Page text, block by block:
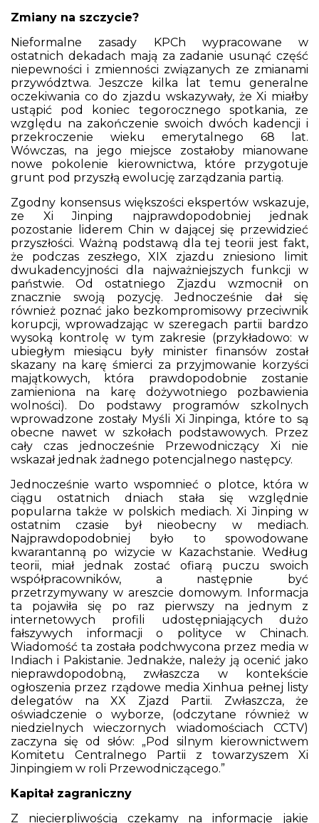
Zmiany na szczycie?
Nieformalne zasady KPCh wypracowane w
ostatnich dekadach mają za zadanie usunąć część
niepewności i zmienności związanych ze zmianami
przywództwa. Jeszcze kilka lat temu generalne
oczekiwania co do zjazdu wskazywały, że Xi miałby
ustąpić pod koniec tegorocznego spotkania, ze
względu na zakończenie swoich dwóch kadencji i
przekroczenie wieku emerytalnego 68 lat.
Wówczas, na jego miejsce zostałoby mianowane
nowe pokolenie kierownictwa, które przygotuje
grunt pod przyszłą ewolucję zarządzania partią.
Zgodny konsensus większości ekspertów wskazuje,
ze Xi Jinping najprawdopodobniej jednak
pozostanie liderem Chin w dającej się przewidzieć
przyszłości. Ważną podstawą dla tej teorii jest fakt,
że podczas zeszłego, XIX zjazdu zniesiono limit
dwukadencyjności dla najważniejszych funkcji w
państwie. Od ostatniego Zjazdu wzmocnił on
znacznie swoją pozycję. Jednocześnie dał się
również poznać jako bezkompromisowy przeciwnik
korupcji, wprowadzając w szeregach partii bardzo
wysoką kontrolę w tym zakresie (przykładowo: w
ubiegłym miesiącu były minister finansów został
skazany na karę śmierci za przyjmowanie korzyści
majątkowych, która prawdopodobnie zostanie
zamieniona na karę dożywotniego pozbawienia
wolności). Do podstawy programów szkolnych
wprowadzone zostały Myśli Xi Jinpinga, które to są
obecne nawet w szkołach podstawowych. Przez
cały czas jednocześnie Przewodniczący Xi nie
wskazał jednak żadnego potencjalnego następcy.
Jednocześnie warto wspomnieć o plotce, która w
ciągu ostatnich dniach stała się względnie
popularna także w polskich mediach. Xi Jinping w
ostatnim czasie był nieobecny w mediach.
Najprawdopodobniej było to spowodowane
kwarantanną po wizycie w Kazachstanie. Według
teorii, miał jednak zostać ofiarą puczu swoich
współpracowników, a następnie być
przetrzymywany w areszcie domowym. Informacja
ta pojawiła się po raz pierwszy na jednym z
internetowych profili udostępniających dużo
fałszywych informacji o polityce w Chinach.
Wiadomość ta została podchwycona przez media w
Indiach i Pakistanie. Jednakże, należy ją ocenić jako
nieprawdopodobną, zwłaszcza w kontekście
ogłoszenia przez rządowe media Xinhua pełnej listy
delegatów na XX Zjazd Partii. Zwłaszcza, że
oświadczenie o wyborze, (odczytane również w
niedzielnych wieczornych wiadomościach CCTV)
zaczyna się od słów: „Pod silnym kierownictwem
Komitetu Centralnego Partii z towarzyszem Xi
Jinpingiem w roli Przewodniczącego.”
Kapitał zagraniczny
Z niecierpliwością czekamy na informacje jakie